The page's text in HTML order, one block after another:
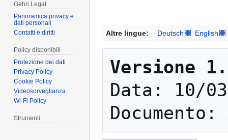
Altre lingue:
Deutsch English
Versione
Data: 10/
Gehri Legal
Panoramica privacy e
dati personali
Contatti e diritti
Policy disponibili
Protezione dei dati
Privacy Policy
Cookie Policy
Videosorveglianza
Wi-Fi Policy
Strumenti